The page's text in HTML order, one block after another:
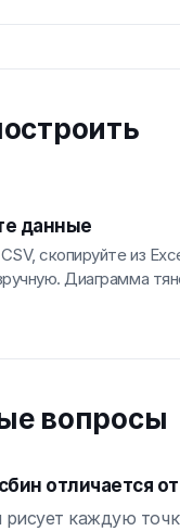
данные
скопируйте из
Диаграмма
вопросы
отличается
рисует каждую